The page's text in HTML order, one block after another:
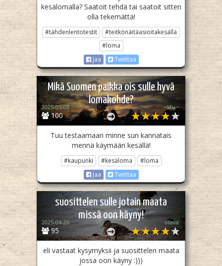
kesälomalla? Saatoit tehdä tai saatoit sitten
olla tekemättä!
#tähdenlentotestit
#teitkönäitäasioitakesällä
#loma
Jaa
Twiittaa
Mikä Suomen paikka ois sulle hyvä
lomakohde?
100
2025-05-02 ~𝑴𝒊𝒂~
Tuu testaamaan minne sun kannatais
mennä käymään kesällä!
#kaupunki #kesäloma
#loma
Jaa
Twiittaa
suosittelen sulle jotain maata
missä oon käyny!
95
2025-04-26 otava
eli vastaat kysymyksii ja suosittelen maata
jossa oon käyny :)))